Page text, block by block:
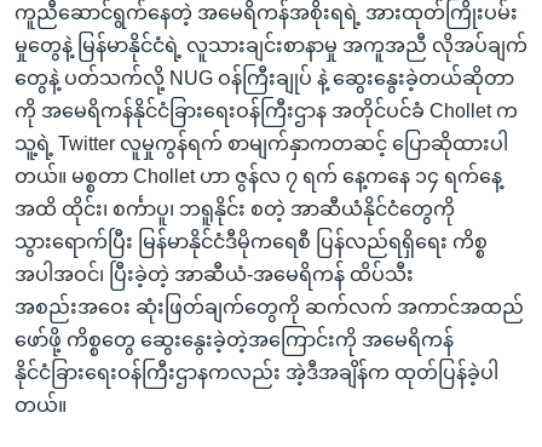
ကူညီဆောင်ရွက်နေတဲ့ အမေရိကန်အစိုးရရဲ့ အားထုတ်ကြိုးပမ်း
မှုတွေနဲ့ မြန်မာနိုင်ငံရဲ့ လူသားချင်းစာနာမှု အကူအညီ လိုအပ်ချက်
တွေနဲ့ ပတ်သက်လို့ NUG ဝန်ကြီးချုပ် နဲ့ ဆွေးနွေးခဲ့တယ်ဆိုတာ
ကို အမေရိကန်နိုင်ငံခြားရေးဝန်ကြီးဌာန အတိုင်ပင်ခံ Chollet က
သူ့ရဲ့ Twitter လူမှုကွန်ရက် စာမျက်နှာကတဆင့် ပြောဆိုထားပါ
တယ်။ မစ္စတာ Chollet ဟာ ဇွန်လ ၇ ရက် နေ့ကနေ ၁၄ ရက်နေ့
အထိ ထိုင်း၊ စင်္ကာပူ၊ ဘရူနိုင်း စတဲ့ အာဆီယံနိုင်ငံတွေကို
သွားရောက်ပြီး မြန်မာနိုင်ငံဒီမိုကရေစီ ပြန်လည်ရရှိရေး ကိစ္စ
အပါအဝင်၊ ပြီးခဲ့တဲ့ အာဆီယံ-အမေရိကန် ထိပ်သီး
အစည်းအဝေး ဆုံးဖြတ်ချက်တွေကို ဆက်လက် အကာင်အထည်
ဖော်ဖို့ ကိစ္စတွေ ဆွေးနွေးခဲ့တဲ့အကြောင်းကို အမေရိကန်
နိုင်ငံခြားရေးဝန်ကြီးဌာနကလည်း အဲ့ဒီအချိန်က ထုတ်ပြန်ခဲ့ပါ
တယ်။